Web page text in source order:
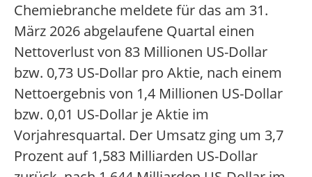
Chemiebranche meldete für das am 31.
März 2026 abgelaufene Quartal einen
Nettoverlust von 83 Millionen US-Dollar
bzw. 0,73 US-Dollar pro Aktie, nach einem
Nettoergebnis von 1,4 Millionen US-Dollar
bzw. 0,01 US-Dollar je Aktie im
Vorjahresquartal. Der Umsatz ging um 3,7
Prozent auf 1,583 Milliarden US-Dollar